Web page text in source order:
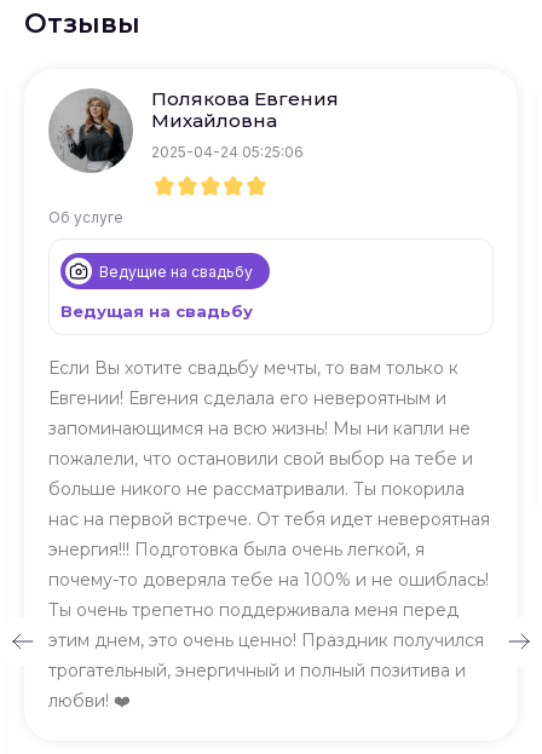
Отзывы
Полякова Евгения
Михайловна
2025-04-24 05:25:06
Об услуге
Ведущие на свадьбу
Ведущая на свадьбу
Если Вы хотите свадьбу мечты, то вам только к
Евгении! Евгения сделала его невероятным и
запоминающимся на всю жизнь! Мы ни капли не
пожалели, что остановили свой выбор на тебе и
больше никого не рассматривали. Ты покорила
нас на первой встрече. От тебя идет невероятная
энергия!!! Подготовка была очень легкой, я
почему-то доверяла тебе на 100% и не ошиблась!
Ты очень трепетно поддерживала меня перед
этим днем, это очень ценно! Праздник получился
трогательный, энергичный и полный позитива и
любви! ❤️